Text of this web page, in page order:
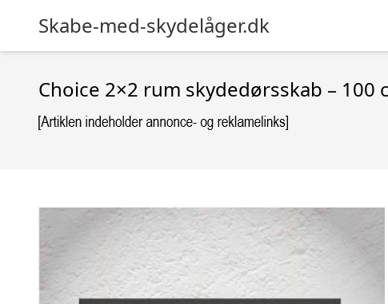
Skabe-med-skydelåger.dk
Choice 2×2 rum skydedørsskab – 100